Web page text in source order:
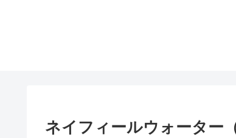
ネイフィールウォーター